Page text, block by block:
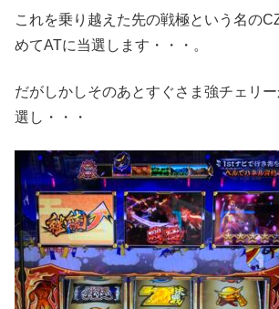
これを乗り越えた先の戦極という名の
めてATに当選します・・・。
だがしかしそのあとすぐさま強チェリ
選し・・・